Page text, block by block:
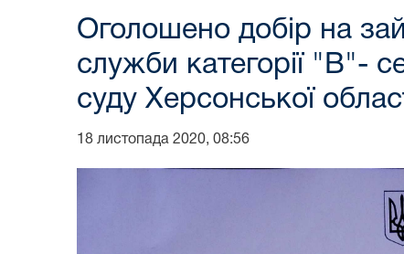
Оголошено добір на
служби категорії "В"-
суду Херсонської
18 листопада 2020, 08:56